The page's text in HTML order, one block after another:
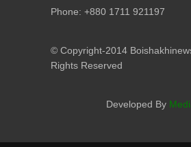
Phone: +880 1711 921197
© Copyright-2014
Rights Reserved
Developed By